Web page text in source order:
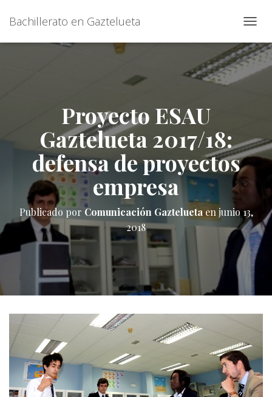
Bachillerato en Gaztelueta
A
M
I
O
D
E
N
E
G
C
Proyecto ESAU
Gaztelueta 2017/18:
defensa de proyectos
empresa
Publicado por Comunicación Gazteluetaen junio 13,
2018